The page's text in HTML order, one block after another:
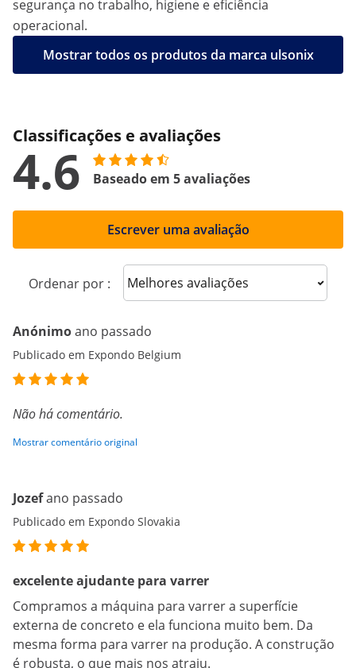
segurança no trabalho, higiene e eficiência
operacional.
Mostrar todos os produtos da marca ulsonix
Classificações e avaliações
4.6 Baseado em 5 avaliações
Escrever uma avaliação
Ordenar por : Sort reviews
Anónimoano passado
Publicado em Expondo Belgium
Não há comentário.
Mostrar comentário original
Jozefano passado
Publicado em Expondo Slovakia
excelente ajudante para varrer
Compramos a máquina para varrer a superfície
externa de concreto e ela funciona muito bem. Da
mesma forma para varrer na produção. A construção
é robusta, o que mais nos atraiu.